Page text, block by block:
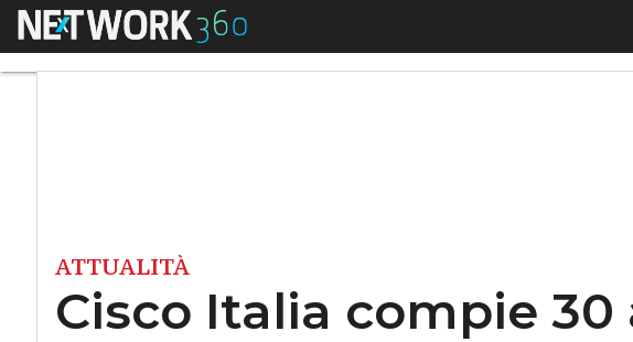
Menu
ATTUALITÀ
Cisco Italia compie 30